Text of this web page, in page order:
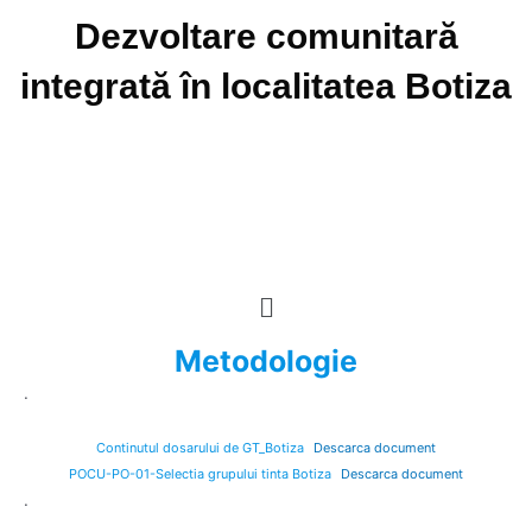
Dezvoltare comunitară
integrată în localitatea Botiza
Menu
Metodologie
.
Continutul dosarului de GT_Botiza
Descarca document
POCU-PO-01-Selectia grupului tinta Botiza
Descarca document
.